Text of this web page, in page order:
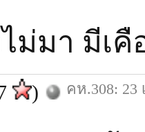
ม่มา มีเ
) คห.308: 23